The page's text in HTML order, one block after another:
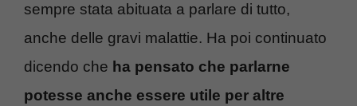
sempre stata abituata a parlare di tutto,
anche delle gravi malattie. Ha poi continuato
dicendo che ha pensato che parlarne
potesse anche essere utile per altre